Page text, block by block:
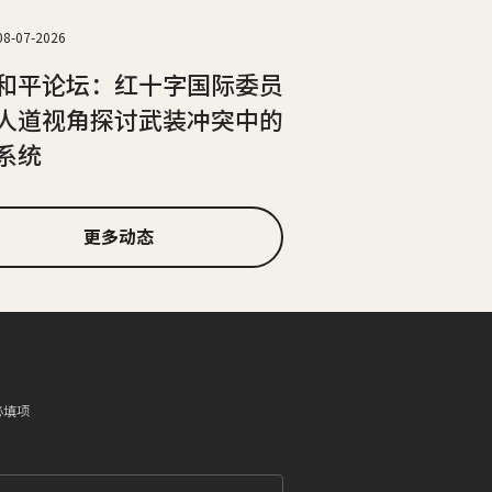
07-2026
平论坛：红十字国际委员
道视角探讨武装冲突中的
统
更多动态
项